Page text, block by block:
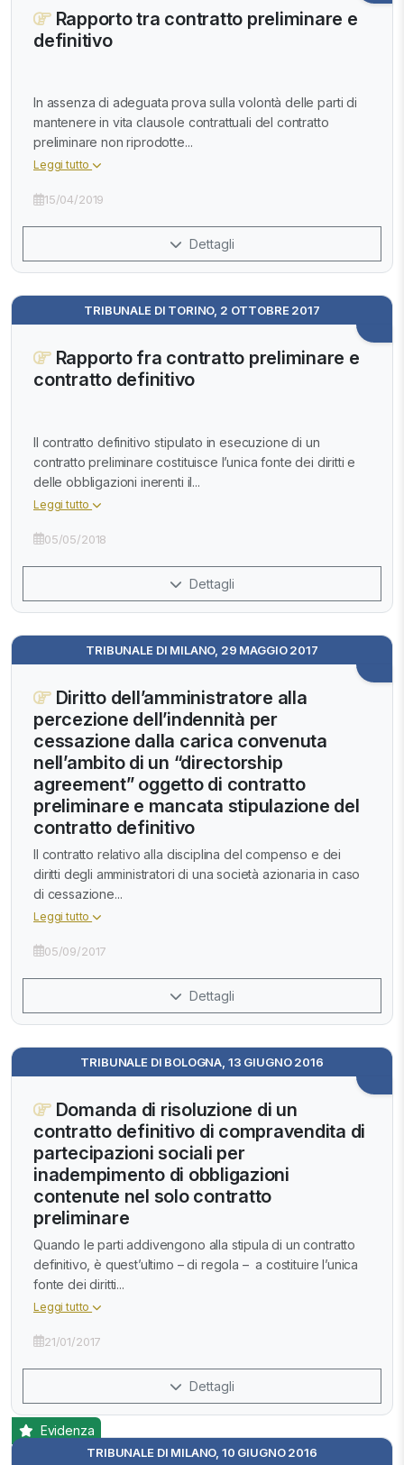
Rapporto tra contratto preliminare e
definitivo
In assenza di adeguata prova sulla volontà delle parti di
mantenere in vita clausole contrattuali del contratto
preliminare non riprodotte...
Leggi tutto
15/04/2019
Dettagli
TRIBUNALE DI TORINO, 2 OTTOBRE 2017
Rapporto fra contratto preliminare e
contratto definitivo
Il contratto definitivo stipulato in esecuzione di un
contratto preliminare costituisce l’unica fonte dei diritti e
delle obbligazioni inerenti il...
Leggi tutto
05/05/2018
Dettagli
TRIBUNALE DI MILANO, 29 MAGGIO 2017
Diritto dell’amministratore alla
percezione dell’indennità per
cessazione dalla carica convenuta
nell’ambito di un “directorship
agreement” oggetto di contratto
preliminare e mancata stipulazione del
contratto definitivo
Il contratto relativo alla disciplina del compenso e dei
diritti degli amministratori di una società azionaria in caso
di cessazione...
Leggi tutto
05/09/2017
Dettagli
TRIBUNALE DI BOLOGNA, 13 GIUGNO 2016
Domanda di risoluzione di un
contratto definitivo di compravendita di
partecipazioni sociali per
inadempimento di obbligazioni
contenute nel solo contratto
preliminare
Quando le parti addivengono alla stipula di un contratto
definitivo, è quest’ultimo – di regola – a costituire l’unica
fonte dei diritti...
Leggi tutto
21/01/2017
Dettagli
TRIBUNALE DI MILANO, 10 GIUGNO 2016
Evidenza